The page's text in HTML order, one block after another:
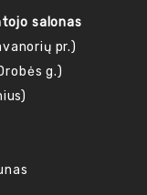
salonas
pr.)
g.)